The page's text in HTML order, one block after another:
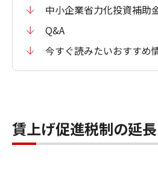
中小企業省力化投資補助
Q&A
今すぐ読みたいおすすめ
賃上げ促進税制の延